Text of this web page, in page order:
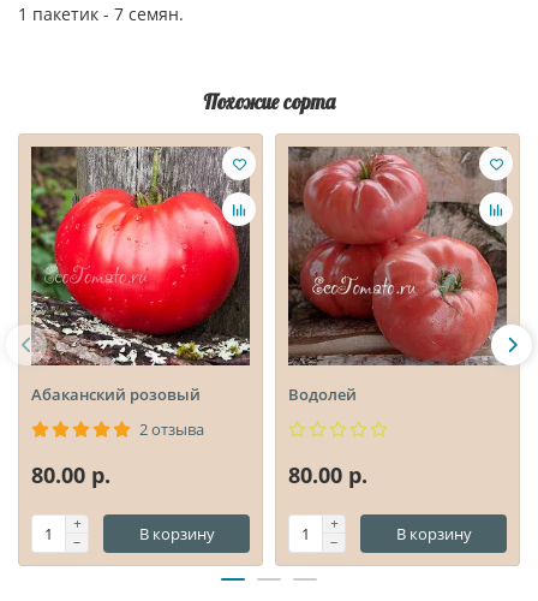
1 пакетик - 7 семян.
Похожие сорта
Абаканский розовый
2 отзыва
80.00 р.
В корзину
Водолей
80.00 р.
В корзину